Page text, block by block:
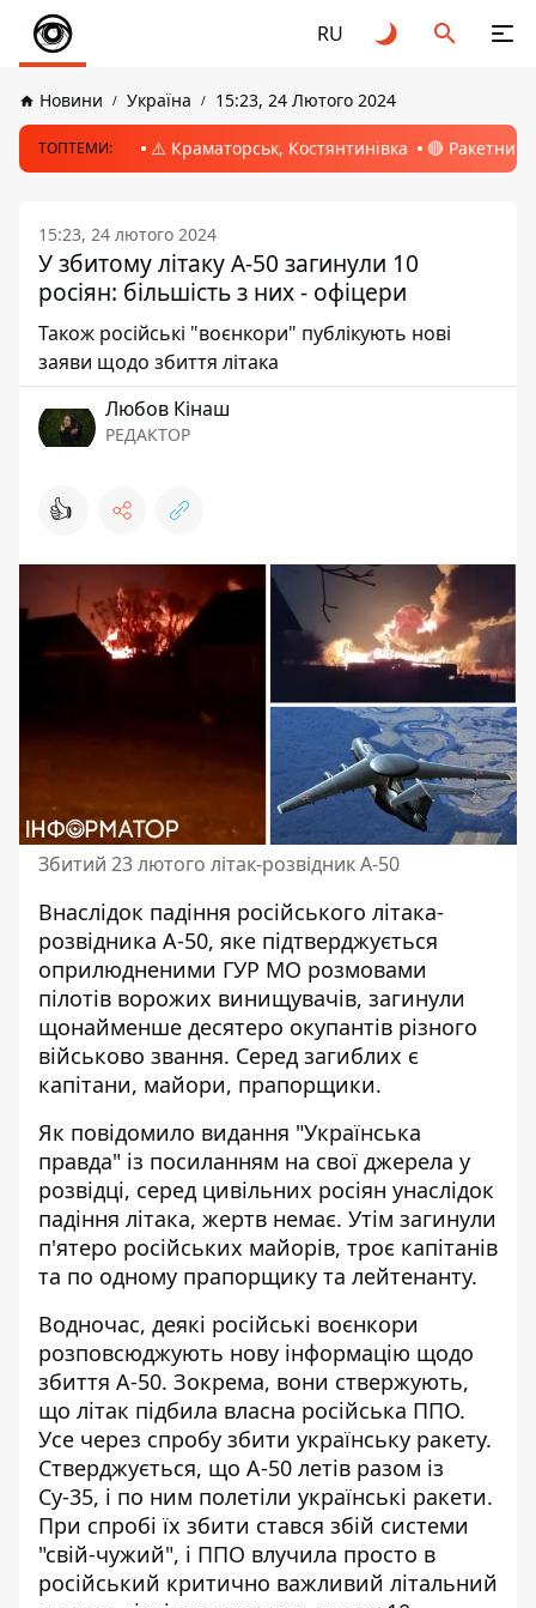
RU
Новини Україна 15:23, 24 Лютого 2024
ТОПТЕМИ: ⚠️ Краматорськ, Костянтинівка 🔴 Ракетний
15:23, 24 лютого 2024
У збитому літаку А-50 загинули 10
росіян: більшість з них - офіцери
Також російські "воєнкори" публікують нові
заяви щодо збиття літака
Любов Кінаш
РЕДАКТОР
👍
Збитий 23 лютого літак-розвідник А-50
Внаслідок падіння російського літака-
розвідника А-50, яке підтверджується
оприлюдненими ГУР МО розмовами
пілотів ворожих винищувачів, загинули
щонайменше десятеро окупантів різного
військово звання. Серед загиблих є
капітани, майори, прапорщики.
Як повідомило видання "Українська
правда" із посиланням на свої джерела у
розвідці, серед цивільних росіян унаслідок
падіння літака, жертв немає. Утім загинули
п'ятеро російських майорів, троє капітанів
та по одному прапорщику та лейтенанту.
Водночас, деякі російські воєнкори
розповсюджують нову інформацію щодо
збиття А-50. Зокрема, вони ствержують,
що літак підбила власна російська ППО.
Усе через спробу збити українську ракету.
Стверджується, що А-50 летів разом із
Су-35, і по ним полетіли українські ракети.
При спробі їх збити стався збій системи
"свій-чужий", і ППО влучила просто в
російський критично важливий літальний